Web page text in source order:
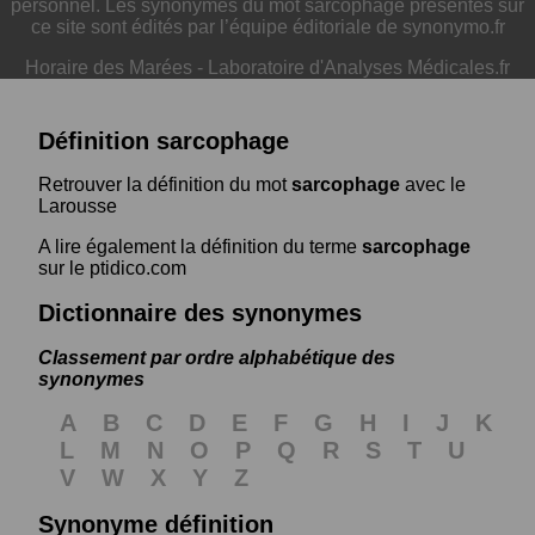
personnel. Les synonymes du mot sarcophage présentés sur
ce site sont édités par l’équipe éditoriale de synonymo.fr
Horaire des Marées - Laboratoire d'Analyses Médicales.fr
Définition sarcophage
Retrouver la définition du motsarcophage avec le
Larousse
A lire également la définition du terme sarcophage
sur le ptidico.com
Dictionnaire des synonymes
Classement par ordre alphabétique des
synonymes
A B C D E F G H I J
K
L
M N O P Q R S T
U
V
W X Y
Z
Synonyme définition